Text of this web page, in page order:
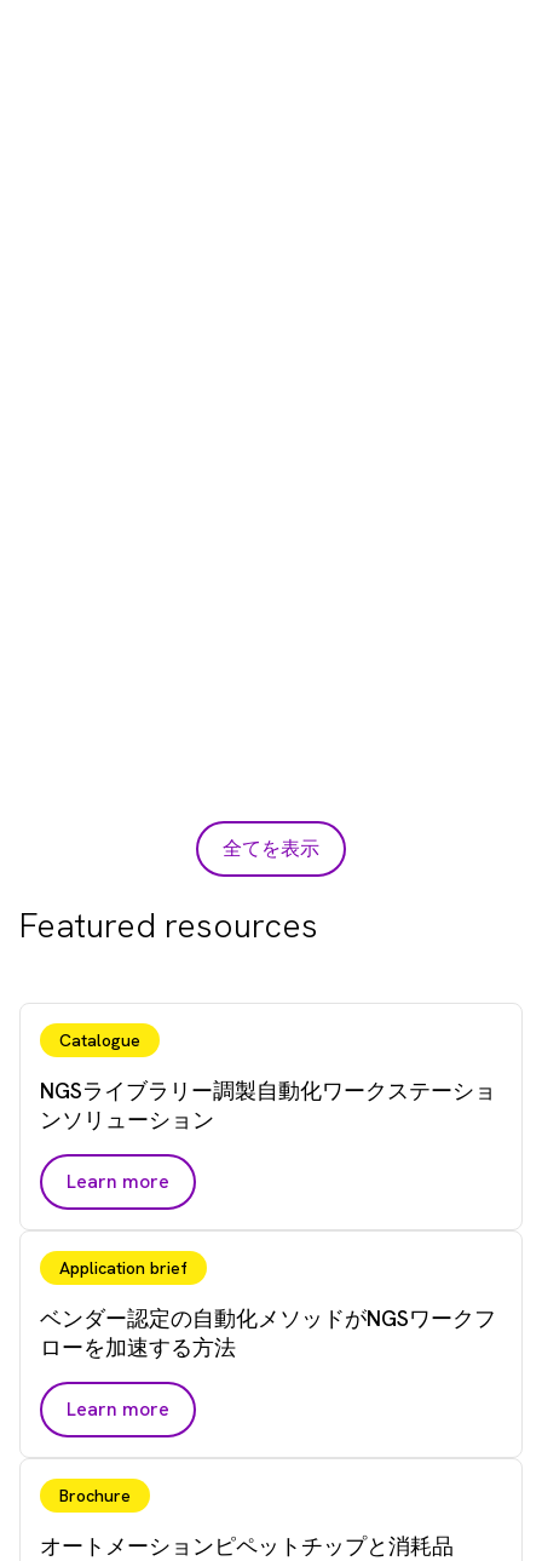
全てを表示
Featured resources
Catalogue
NGSライブラリー調製自動化ワークステーショ
ンソリューション
Learn more
Application brief
ベンダー認定の自動化メソッドがNGSワークフ
ローを加速する方法
Learn more
Brochure
オートメーションピペットチップと消耗品